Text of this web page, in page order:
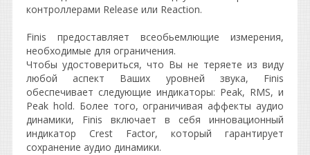
контроллерами Release или Reaction.
Finis предоставляет всеобьемлющие измерения,
необходимые для ограничения.
Чтобы удостовериться, что Вы не теряете из виду
любой аспект Ваших уровней звука, Finis
обеспечивает следующие индикаторы: Peak, RMS, и
Peak hold. Более того, ограничивая аффекты аудио
динамики, Finis включает в себя инновационный
индикатор Crest Factor, который гарантирует
сохранение аудио динамики.